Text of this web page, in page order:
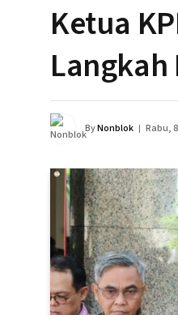
Ketua
ByNonblok Rabu,